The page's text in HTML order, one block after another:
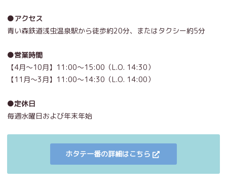
●アクセス
青い森鉄道浅虫温泉駅から徒歩約20分、
またはタクシー約5分
●営業時間
【4月～10月】11:00～15:00（L.O. 14:30）
【11月～3月】11:00～14:30（L.O. 14:00）
●定休日
毎週水曜日および年末年始
ホタテ一番の詳細はこちら